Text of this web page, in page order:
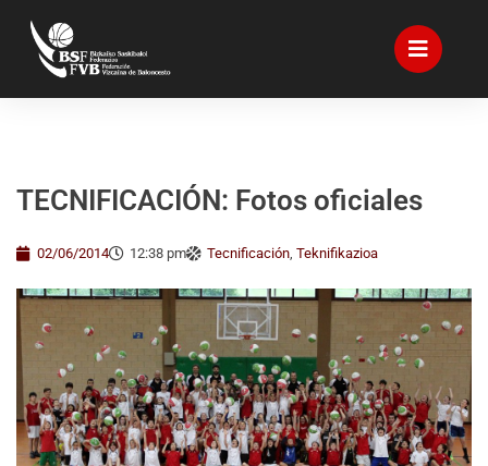
TECNIFICACIÓN: Fotos oficiales
02/06/2014 12:38 pm Tecnificación, Teknifikazioa